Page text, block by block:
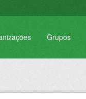
Grupos